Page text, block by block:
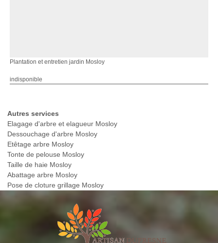
Plantation et entretien jardin Mosloy
indisponible
Autres services
Elagage d'arbre et elagueur Mosloy
Dessouchage d'arbre Mosloy
Etêtage arbre Mosloy
Tonte de pelouse Mosloy
Taille de haie Mosloy
Abattage arbre Mosloy
Pose de cloture grillage Mosloy